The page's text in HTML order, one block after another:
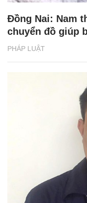
PHÁP LUẬT
Đồng Nai: Nam
chuyển đồ giúp